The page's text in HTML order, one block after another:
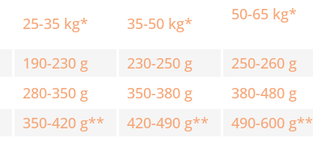
25-35 kg* 35-50 kg* 50-65 kg*
190-230 g 230-250 g 250-260 g
280-350 g 350-380 g 380-480 g
350-420 g** 420-490 g** 490-600 g**